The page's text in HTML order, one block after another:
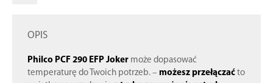
OPIS
Philco PCF 290 EFP Joker może dopasować
temperaturę do Twoich potrzeb. – możesz przełączać to